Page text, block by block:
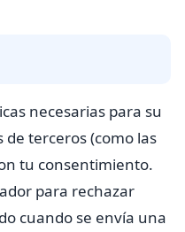
necesarias para su
terceros (como las
tu consentimiento.
para rechazar
cuando se envía una